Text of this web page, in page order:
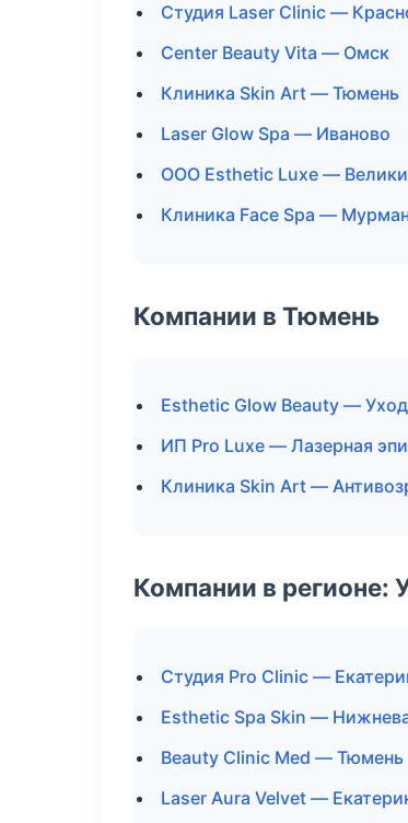
Студия Laser Clinic —
Center Beauty Vita — Омск
Клиника Skin Art — Тюмень
Laser Glow Spa — Иваново
ООО Esthetic Luxe —
Клиника Face Spa —
Компании в Тюмень
Esthetic Glow Beauty —
ИП Pro Luxe — Лазерная
Клиника Skin Art —
Компании в регионе:
Студия Pro Clinic —
Esthetic Spa Skin —
Beauty Clinic Med — Тюмень
Laser Aura Velvet —